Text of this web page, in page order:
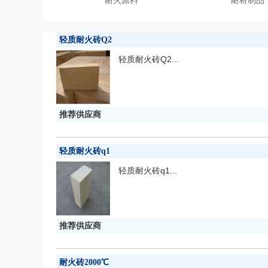
轻质耐火砖Q2
轻质耐火砖Q2...
推荐供应商
轻质耐火砖q1
轻质耐火砖q1...
推荐供应商
耐火砖2000℃